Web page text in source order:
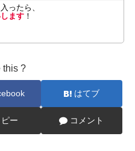
ったら、
ます ！
this ?
はてブ
ピー コメント